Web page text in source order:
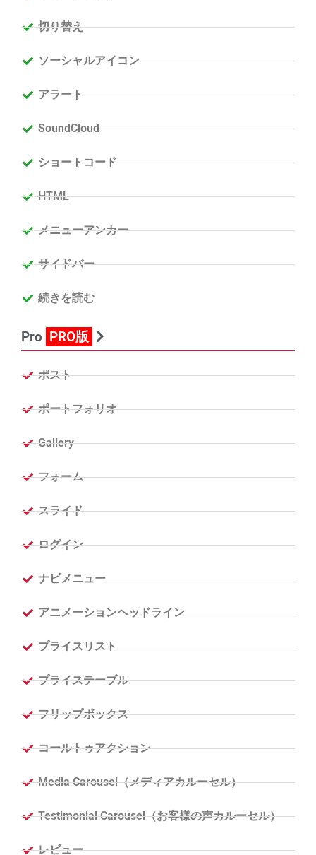
切り替え
ソーシャルアイコン
アラート
SoundCloud
ショートコード
HTML
メニューアンカー
サイドバー
続きを読む
Pro PRO版
ポスト
ポートフォリオ
Gallery
フォーム
スライド
ログイン
ナビメニュー
アニメーションヘッドライン
プライスリスト
プライステーブル
フリップボックス
コールトゥアクション
Media Carousel（メディアカルーセル）
Testimonial Carousel（お客様の声カルーセル）
レビュー